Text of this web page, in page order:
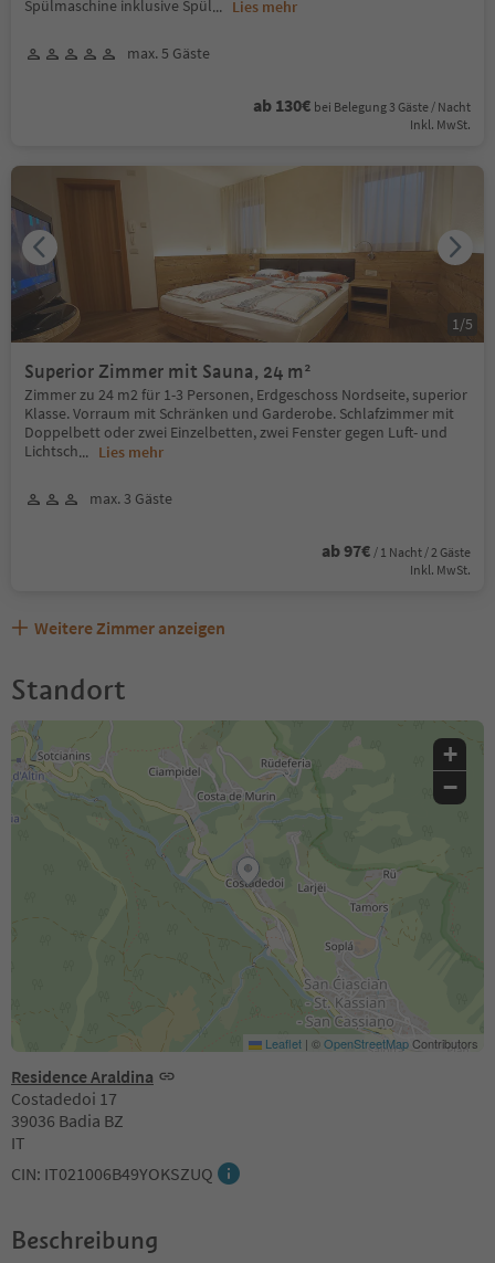
Spülmaschine inklusive Spül... Lies mehr
max. 5 Gäste
ab 130€ bei Belegung 3 Gäste / Nacht
Inkl. MwSt.
Superior Zimmer mit Sauna, 24 m²
Zimmer zu 24 m2 für 1-3 Personen, Erdgeschoss Nordseite, superior
Klasse. Vorraum mit Schränken und Garderobe. Schlafzimmer mit
Doppelbett oder zwei Einzelbetten, zwei Fenster gegen Luft- und
Lichtsch... Lies mehr
max. 3 Gäste
ab 97€ / 1 Nacht / 2 Gäste
Inkl. MwSt.
1/5
Weitere Zimmer anzeigen
Standort
Residence Araldina
Costadedoi 17
39036 Badia BZ
IT
CIN: IT021006B49YOKSZUQ
+
−
Leaflet | ©OpenStreetMapContributors
Beschreibung